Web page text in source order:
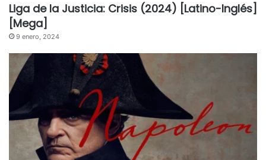
Liga de la Justicia: Crisis (2024) [Latino-Inglés]
[Mega]
9 enero, 2024